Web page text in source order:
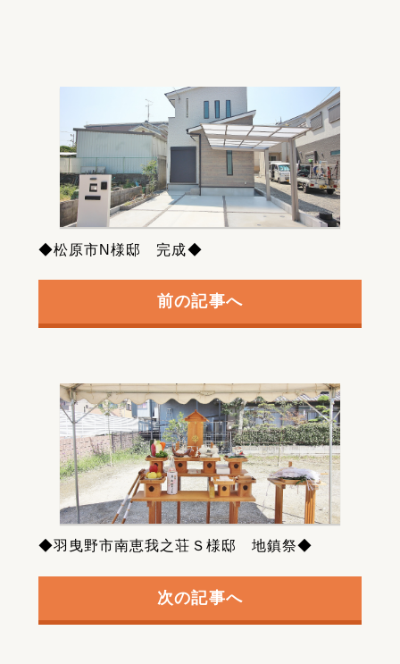
◆松原市N様邸 完成◆
前の記事へ
◆羽曳野市南恵我之荘Ｓ様邸 地鎮祭◆
次の記事へ